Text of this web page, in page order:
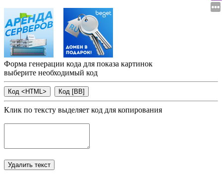
Форма генерации кода для показа картинок
выберите необходимый код
Клик по тексту выделяет код для копирования